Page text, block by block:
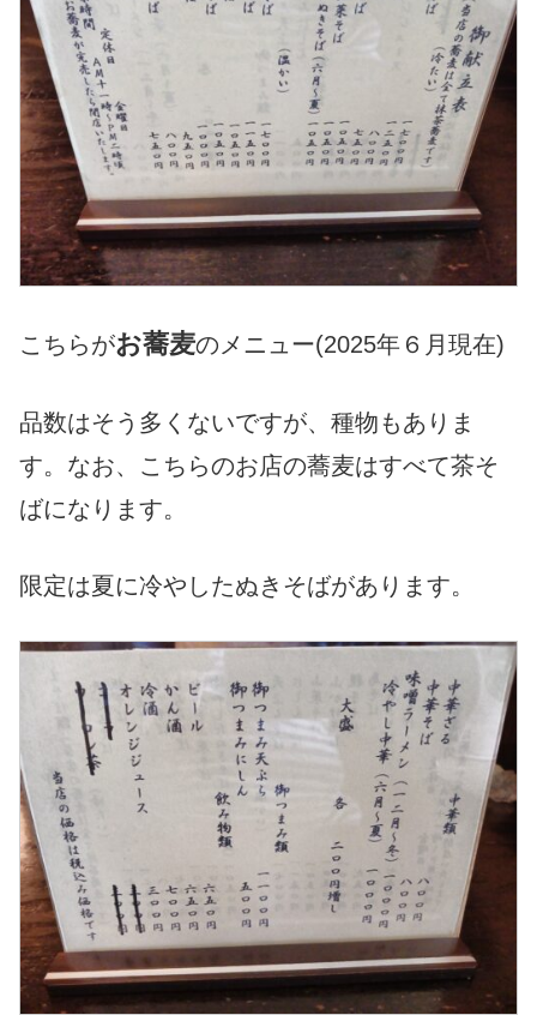
こちらがお蕎麦のメニュー(2025年６月現在)
品数はそう多くないですが、種物もありま
す。なお、こちらのお店の蕎麦はすべて茶そ
ばになります。
限定は夏に冷やしたぬきそばがあります。